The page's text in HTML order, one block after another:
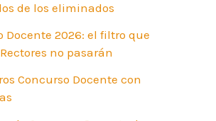
de los eliminados
Docente 2026: el filtro que
no pasarán
Concurso Docente con